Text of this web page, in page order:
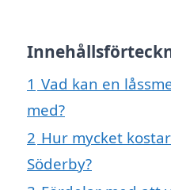
1 Vad kan en
med?
2 Hur mycket
Söderby?